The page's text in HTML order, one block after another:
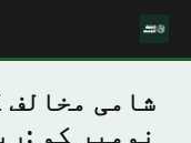
نومبر کو